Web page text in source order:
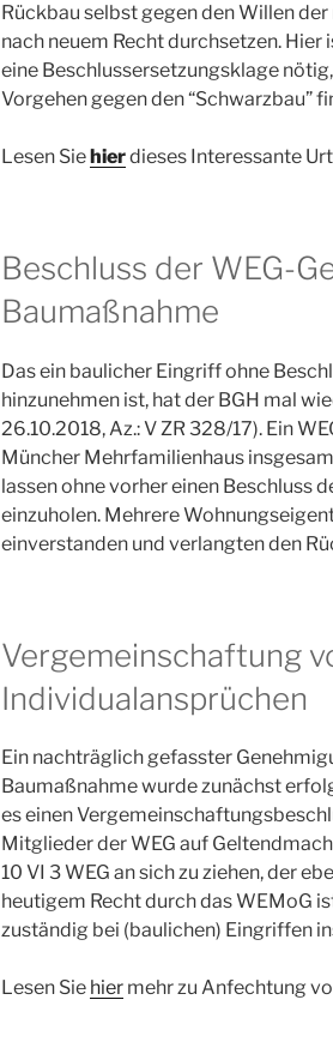
Rückbau selbst gegen den Willen
nach neuem Recht durchsetzen.
eine Beschlussersetzungsklage
Vorgehen gegen den “Schwarzbau”
Lesen Sie hierdieses Interessante
Beschluss der WEG-
Baumaßnahme
Das ein baulicher Eingriff ohne
hinzunehmen ist, hat der BGH mal
26.10.2018, Az.: V ZR 328/17). Ein
Müncher Mehrfamilienhaus
lassen ohne vorher einen Beschluss
einzuholen. Mehrere
einverstanden und verlangten den
Vergemeinschaftung
Individualansprüchen
Ein nachträglich gefasster
Baumaßnahme wurde zunächst
es einen
Mitglieder der WEG auf
10 VI 3 WEG an sich zu ziehen, der
heutigem Recht durch das WEMoG
zuständig bei (baulichen) Eingriffen
Lesen Sie hier mehr zu Anfechtung